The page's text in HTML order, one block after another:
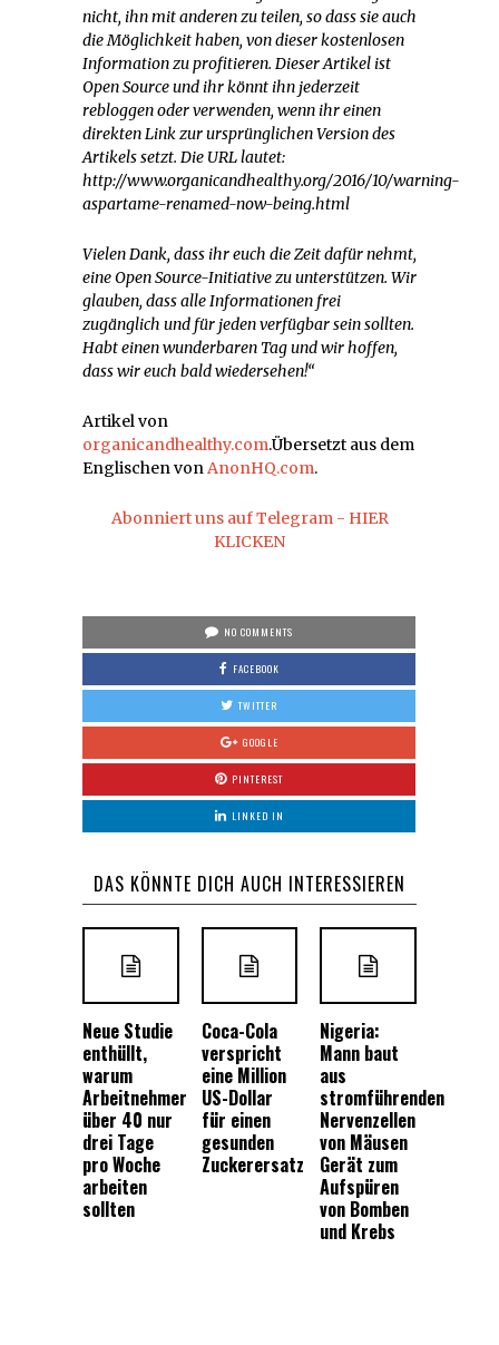
nicht, ihn mit anderen zu teilen, so dass sie auch
die Möglichkeit haben, von dieser kostenlosen
Information zu profitieren. Dieser Artikel ist
Open Source und ihr könnt ihn jederzeit
rebloggen oder verwenden, wenn ihr einen
direkten Link zur ursprünglichen Version des
Artikels setzt. Die URL lautet:
http://www.organicandhealthy.org/2016/10/warning-
aspartame-renamed-now-being.html
Vielen Dank, dass ihr euch die Zeit dafür nehmt,
eine Open Source-Initiative zu unterstützen. Wir
glauben, dass alle Informationen frei
zugänglich und für jeden verfügbar sein sollten.
Habt einen wunderbaren Tag und wir hoffen,
dass wir euch bald wiedersehen!“
Artikel von
organicandhealthy.com.Übersetzt aus dem
Englischen vonAnonHQ.com.
Abonniert uns auf Telegram - HIER
KLICKEN
NO COMMENTS
FACEBOOK
TWITTER
GOOGLE
PINTEREST
LINKED IN
DAS KÖNNTE DICH AUCH INTERESSIEREN
Neue Studie
enthüllt,
warum
Arbeitnehmer
über 40 nur
drei Tage
pro Woche
arbeiten
sollten
Coca-Cola
verspricht
eine Million
US-Dollar
für einen
gesunden
Zuckerersatz
Nigeria:
Mann baut
aus
stromführenden
Nervenzellen
von Mäusen
Gerät zum
Aufspüren
von Bomben
und Krebs